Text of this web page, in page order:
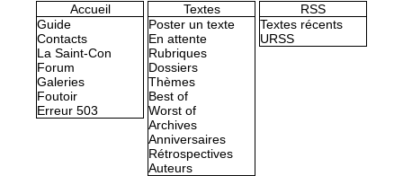
Accueil
Guide
Contacts
La Saint-Con
Forum
Galeries
Foutoir
Erreur 503
Textes
Poster un texte
En attente
Rubriques
Dossiers
Thèmes
Best of
Worst of
Archives
Anniversaires
Rétrospectives
Auteurs
RSS
Textes récents
URSS